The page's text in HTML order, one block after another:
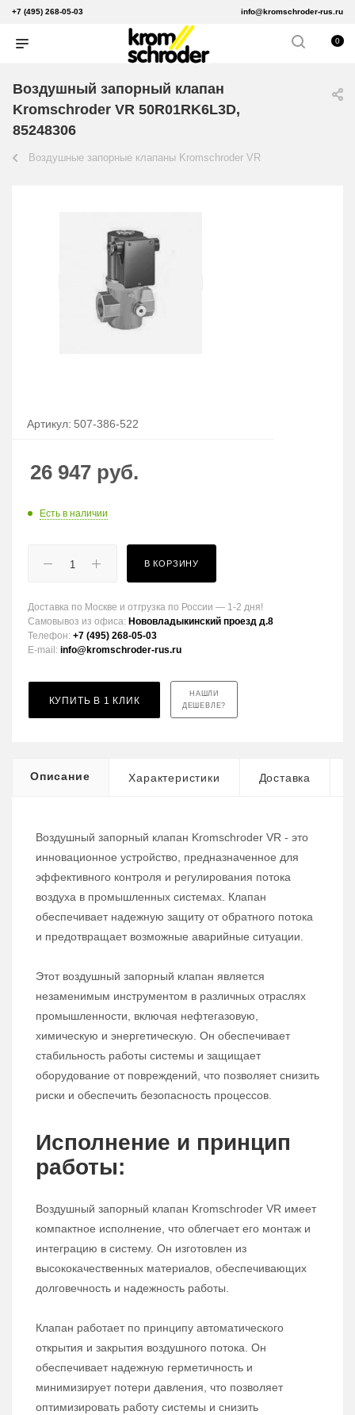
+7 (495) 268-05-03 info@kromschroder-rus.ru
0
Воздушный запорный клапан
Kromschroder VR 50R01RK6L3D,
85248306
Воздушные запорные клапаны Kromschroder VR
Артикул: 507-386-522
26 947 руб.
Есть в наличии
В КОРЗИНУ
Доставка по Москве и отгрузка по России — 1-2 дня!
Самовывоз из офиса: Нововладыкинский проезд д.8
Телефон: +7 (495) 268-05-03
E-mail: info@kromschroder-rus.ru
КУПИТЬ В 1 КЛИК
НАШЛИ
ДЕШЕВЛЕ?
Описание Характеристики Доставка
Воздушный запорный клапан Kromschroder VR - это
инновационное устройство, предназначенное для
эффективного контроля и регулирования потока
воздуха в промышленных системах. Клапан
обеспечивает надежную защиту от обратного потока
и предотвращает возможные аварийные ситуации.
Этот воздушный запорный клапан является
незаменимым инструментом в различных отраслях
промышленности, включая нефтегазовую,
химическую и энергетическую. Он обеспечивает
стабильность работы системы и защищает
оборудование от повреждений, что позволяет снизить
риски и обеспечить безопасность процессов.
Исполнение и принцип
работы:
Воздушный запорный клапан Kromschroder VR имеет
компактное исполнение, что облегчает его монтаж и
интеграцию в систему. Он изготовлен из
высококачественных материалов, обеспечивающих
долговечность и надежность работы.
Клапан работает по принципу автоматического
открытия и закрытия воздушного потока. Он
обеспечивает надежную герметичность и
минимизирует потери давления, что позволяет
оптимизировать работу системы и снизить